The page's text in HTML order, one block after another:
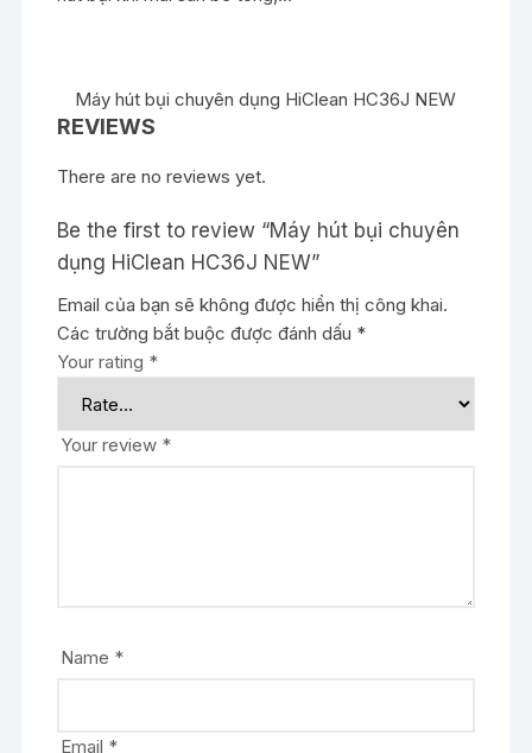
Máy hút bụi chuyên dụng HiClean HC36J NEW
REVIEWS
There are no reviews yet.
Be the first to review “Máy hút bụi chuyên
dụng HiClean HC36J NEW”
Email của bạn sẽ không được hiển thị công khai.
Các trường bắt buộc được đánh dấu *
Your rating *
Your review *
Name *
Email *